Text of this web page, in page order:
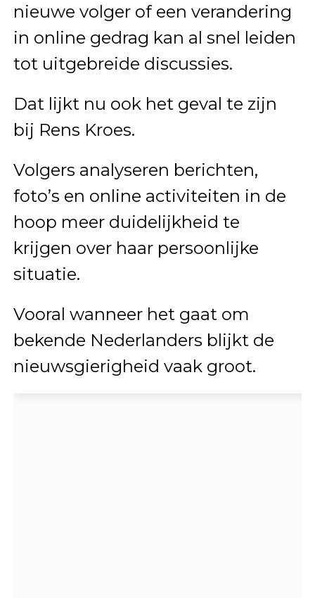
nieuwe volger of een verandering
in online gedrag kan al snel leiden
tot uitgebreide discussies.
Dat lijkt nu ook het geval te zijn
bij Rens Kroes.
Volgers analyseren berichten,
foto’s en online activiteiten in de
hoop meer duidelijkheid te
krijgen over haar persoonlijke
situatie.
Vooral wanneer het gaat om
bekende Nederlanders blijkt de
nieuwsgierigheid vaak groot.